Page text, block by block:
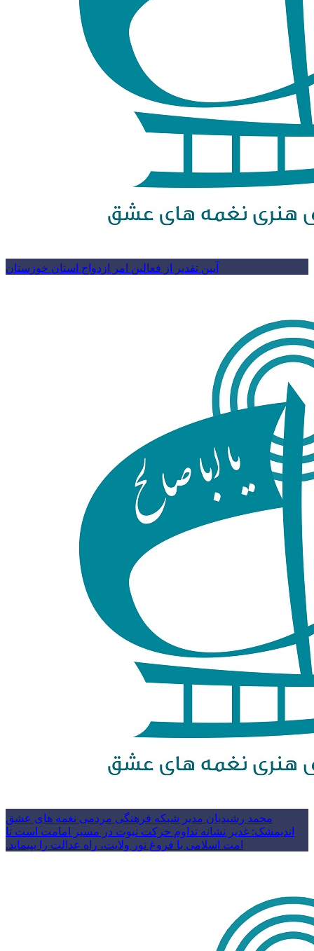
آیین تقدیر از فعالین امر ازدواج استان خوزستان
محمد رشیدیان مدیر شبکه فرهنگی مردمی نغمه های عشق
اندیمشک: غدیر نشانه تداوم حرکت نبوت در مسیر امامت است تا
امت اسلامی با فروغ نور ولایت، راه عدالت را بپیماید.